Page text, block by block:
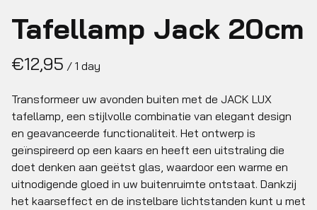
Tafellamp Jack 20cm
/
Transformeer uw avonden buiten met de JACK LUX
tafellamp, een stijlvolle combinatie van elegant design
en geavanceerde functionaliteit. Het ontwerp is
geïnspireerd op een kaars en heeft een uitstraling die
doet denken aan geëtst glas, waardoor een warme en
uitnodigende gloed in uw buitenruimte ontstaat. Dankzij
het kaarseffect en de instelbare lichtstanden kunt u met